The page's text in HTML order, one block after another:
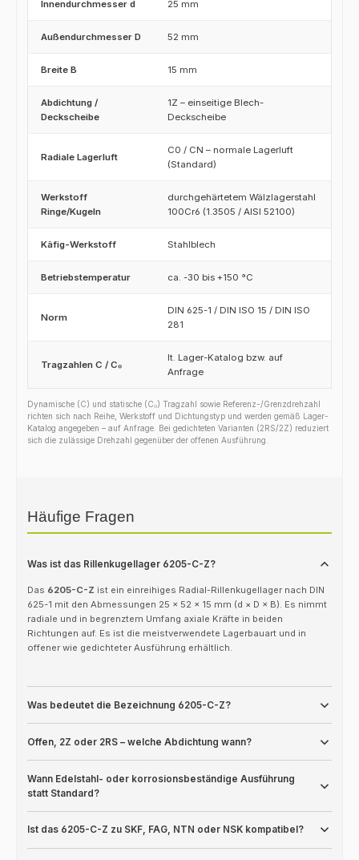
Innendurchmesser d 25 mm
Außendurchmesser D 52 mm
Breite B 15 mm
Abdichtung /
Deckscheibe
1Z – einseitige Blech-
Deckscheibe
Radiale Lagerluft
C0 / CN – normale Lagerluft
(Standard)
Werkstoff
Ringe/Kugeln
durchgehärtetem Wälzlagerstahl
100Cr6 (1.3505 / AISI 52100)
Käfig-Werkstoff Stahlblech
Betriebstemperatur ca. -30 bis +150 °C
Norm
DIN 625-1 / DIN ISO 15 / DIN ISO
281
Tragzahlen C / C₀
lt. Lager-Katalog bzw. auf
Anfrage
Dynamische (C) und statische (C₀) Tragzahl sowie Referenz-/Grenzdrehzahl
richten sich nach Reihe, Werkstoff und Dichtungstyp und werden gemäß Lager-
Katalog angegeben – auf Anfrage. Bei gedichteten Varianten (2RS/2Z) reduziert
sich die zulässige Drehzahl gegenüber der offenen Ausführung.
Häufige Fragen
Was ist das Rillenkugellager 6205-C-Z?
Das 6205-C-Z ist ein einreihiges Radial-Rillenkugellager nach DIN
625-1 mit den Abmessungen 25 × 52 × 15 mm (d × D × B). Es nimmt
radiale und in begrenztem Umfang axiale Kräfte in beiden
Richtungen auf. Es ist die meistverwendete Lagerbauart und in
offener wie gedichteter Ausführung erhältlich.
Was bedeutet die Bezeichnung 6205-C-Z?
Offen, 2Z oder 2RS – welche Abdichtung wann?
Wann Edelstahl- oder korrosionsbeständige Ausführung
statt Standard?
Ist das 6205-C-Z zu SKF, FAG, NTN oder NSK kompatibel?